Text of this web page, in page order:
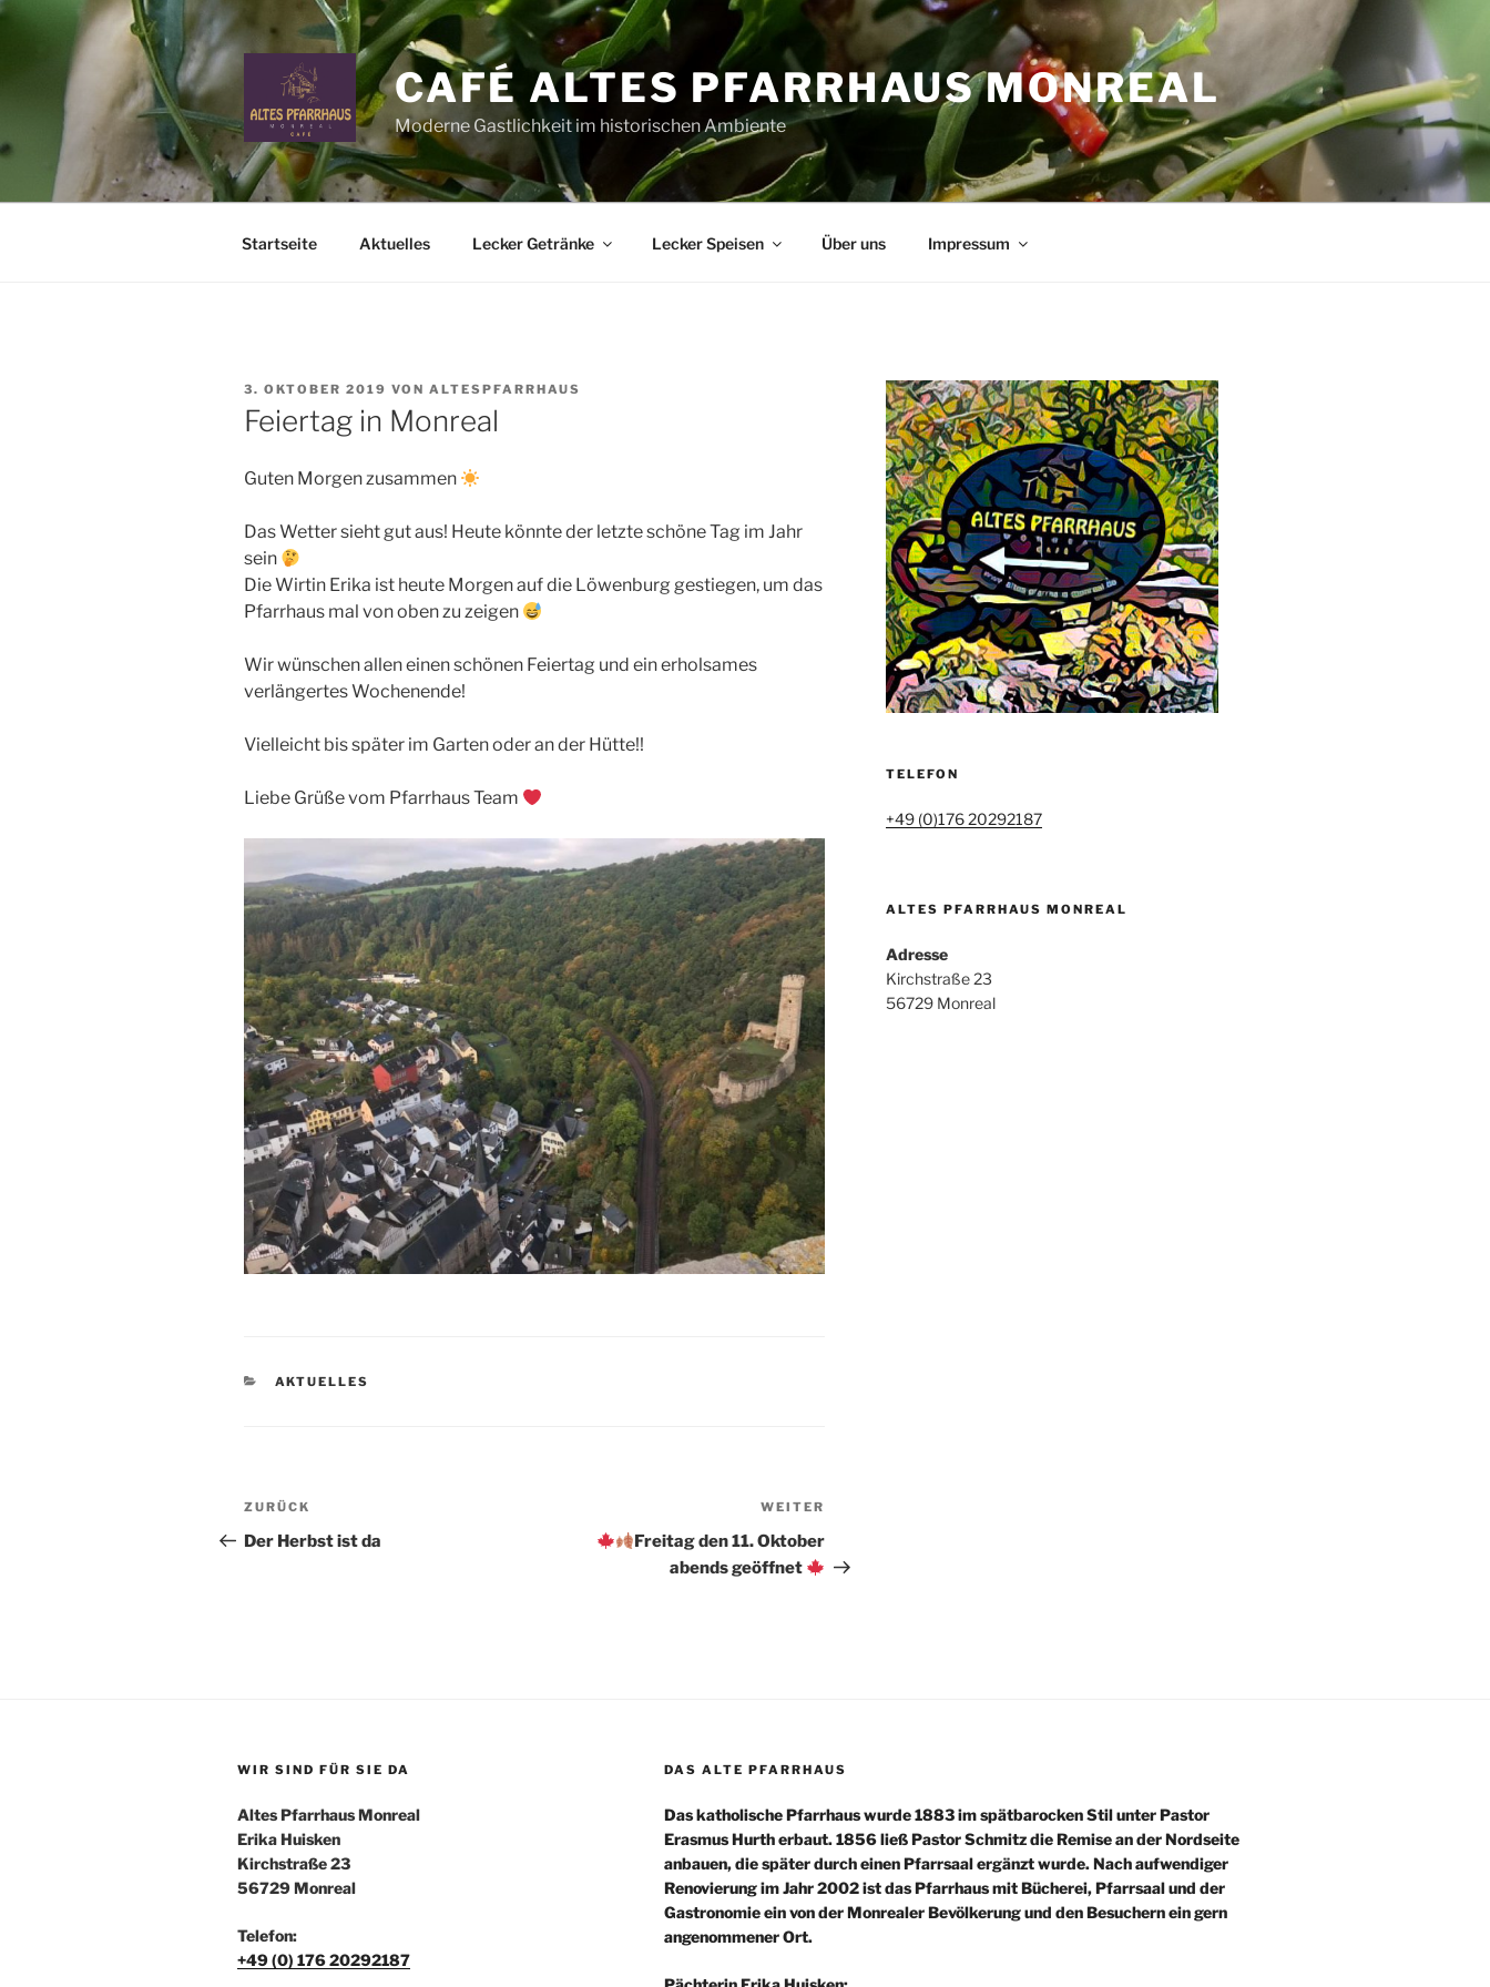
Zum
springen
CAFÉ ALTES PFARRHAUS MONREAL
Moderne Gastlichkeit im historischen Ambiente
Startseite Aktuelles Lecker Getränke Lecker Speisen Über uns Impressum
VERÖFFENTLICHT
AM
3. OKTOBER 2019 VON ALTESPFARRHAUS
Feiertag in Monreal
Guten Morgen zusammen
Das Wetter sieht gut aus! Heute könnte der letzte schöne Tag im Jahr
sein
Die Wirtin Erika ist heute Morgen auf die Löwenburg gestiegen, um das
Pfarrhaus mal von oben zu zeigen
Wir wünschen allen einen schönen Feiertag und ein erholsames
verlängertes Wochenende!
Vielleicht bis später im Garten oder an der Hütte!!
Liebe Grüße vom Pfarrhaus Team
KATEGORIEN
AKTUELLES
Beitragsnavigation
Vorheriger
Beitrag
ZURÜCK
Der Herbst ist da
Beitrag
WEITER
Freitag den 11. Oktober
abends geöffnet
TELEFON
+49 (0)176 20292187
ALTES PFARRHAUS MONREAL
Adresse
Kirchstraße 23
56729 Monreal
WIR SIND FÜR SIE DA
Altes Pfarrhaus Monreal
Erika Huisken
Kirchstraße 23
56729 Monreal
Telefon:
+49 (0) 176 20292187
DAS ALTE PFARRHAUS
Das katholische Pfarrhaus wurde 1883 im spätbarocken Stil unter Pastor
Erasmus Hurth erbaut. 1856 ließ Pastor Schmitz die Remise an der Nordseite
anbauen, die später durch einen Pfarrsaal ergänzt wurde. Nach aufwendiger
Renovierung im Jahr 2002 ist das Pfarrhaus mit Bücherei, Pfarrsaal und der
Gastronomie ein von der Monrealer Bevölkerung und den Besuchern ein gern
angenommener Ort.